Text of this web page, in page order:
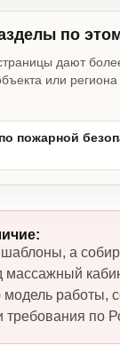
по
дают
или
пожарной
а
массажный
работы,
по